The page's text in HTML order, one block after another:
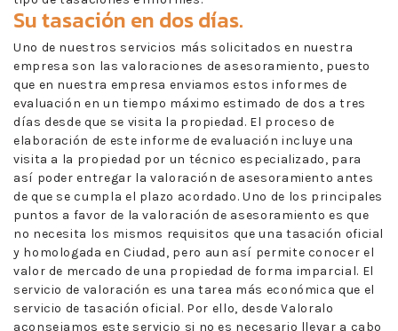
Su tasación en dos días.
Uno de nuestros servicios más solicitados en nuestra
empresa son las valoraciones de asesoramiento, puesto
que en nuestra empresa enviamos estos informes de
evaluación en un tiempo máximo estimado de dos a tres
días desde que se visita la propiedad. El proceso de
elaboración de este informe de evaluación incluye una
visita a la propiedad por un técnico especializado, para
así poder entregar la valoración de asesoramiento antes
de que se cumpla el plazo acordado. Uno de los principales
puntos a favor de la valoración de asesoramiento es que
no necesita los mismos requisitos que una tasación oficial
y homologada en Ciudad, pero aun así permite conocer el
valor de mercado de una propiedad de forma imparcial. El
servicio de valoración es una tarea más económica que el
servicio de tasación oficial. Por ello, desde Valoralo
aconsejamos este servicio si no es necesario llevar a cabo